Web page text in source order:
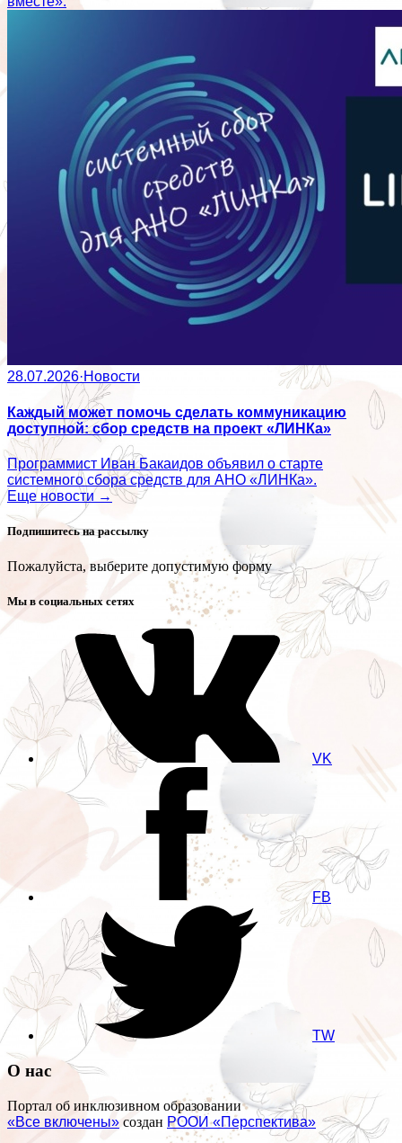
28.07.2026·Новости
Каждый может помочь сделать коммуникацию
доступной: сбор средств на проект «ЛИНКа»
Программист Иван Бакаидов объявил о старте
системного сбора средств для АНО «ЛИНКа».
Еще новости →
Подпишитесь на рассылку
Пожалуйста, выберите допустимую форму
Мы в социальных сетях
VK
FB
TW
О нас
Портал об инклюзивном образовании
«Все включены» создан РООИ «Перспектива»